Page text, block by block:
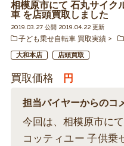
相模原市にて 石丸サイク
車 を店頭買取しました
2019.03.27 公開 2019.04.22 更新
子ども乗せ自転車 買取実績
大和本店 店頭買取
買取価格 円
担当バイヤーからのコ
今回は、相模原市に
コッティユー 子供乗